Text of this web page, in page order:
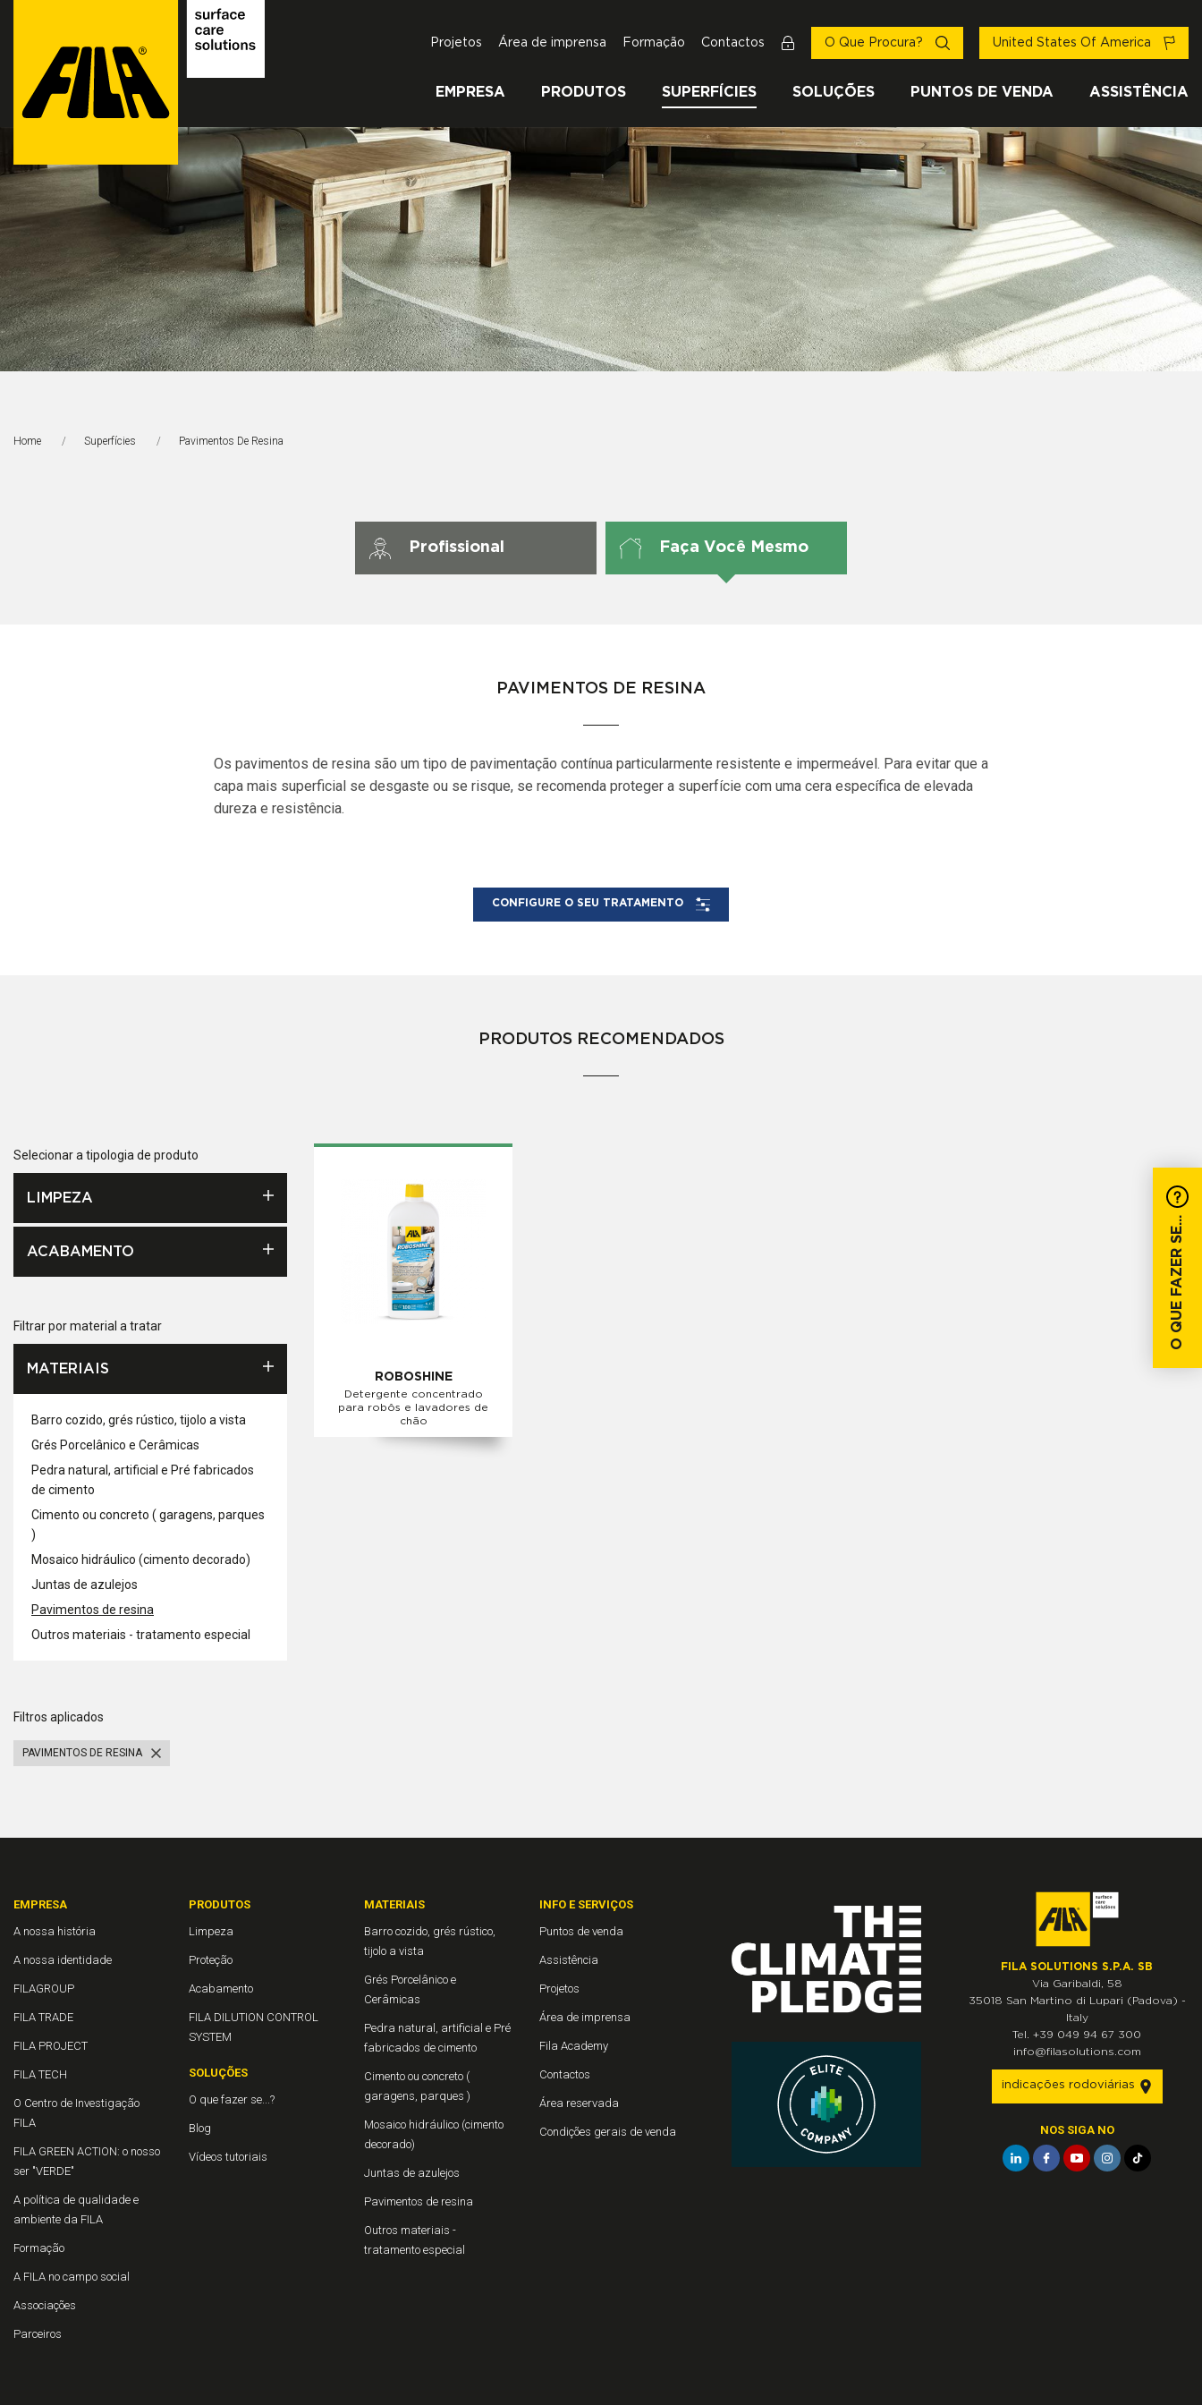
FILA
Solutions
S.p.A.
EMPRESA PRODUTOS SUPERFÍCIES SOLUÇÕES PUNTOS DE VENDA ASSISTÊNCIA
Projetos Área de imprensa Formação Contactos O Que Procura? United States Of America
O QUE FAZER SE...
Home Superfícies Página Atual:
Pavimentos De Resina
Profissional Faça Você Mesmo
PAVIMENTOS DE RESINA
Os pavimentos de resina são um tipo de pavimentação contínua particularmente resistente e impermeável. Para evitar que a
capa mais superficial se desgaste ou se risque, se recomenda proteger a superfície com uma cera específica de elevada
dureza e resistência.
CONFIGURE O SEU TRATAMENTO
PRODUTOS RECOMENDADOS
Selecionar a tipologia de produto
LIMPEZA
ACABAMENTO
Filtrar por material a tratar
MATERIAIS
Barro cozido, grés rústico, tijolo a vista
Grés Porcelânico e Cerâmicas
Pedra natural, artificial e Pré fabricados
de cimento
Cimento ou concreto ( garagens, parques
)
Mosaico hidráulico (cimento decorado)
Juntas de azulejos
Pavimentos de resina
Outros materiais - tratamento especial
Filtros aplicados
PAVIMENTOS DE RESINA
ROBOSHINE
Detergente concentrado
para robôs e lavadores de
chão
EMPRESA
A nossa história
A nossa identidade
FILAGROUP
FILA TRADE
FILA PROJECT
FILA TECH
O Centro de Investigação
FILA
FILA GREEN ACTION: o nosso
ser "VERDE"
A política de qualidade e
ambiente da FILA
Formação
A FILA no campo social
Associações
Parceiros
PRODUTOS
Limpeza
Proteção
Acabamento
FILA DILUTION CONTROL
SYSTEM
SOLUÇÕES
O que fazer se...?
Blog
Vídeos tutoriais
MATERIAIS
Barro cozido, grés rústico,
tijolo a vista
Grés Porcelânico e
Cerâmicas
Pedra natural, artificial e Pré
fabricados de cimento
Cimento ou concreto (
garagens, parques )
Mosaico hidráulico (cimento
decorado)
Juntas de azulejos
Pavimentos de resina
Outros materiais -
tratamento especial
INFO E SERVIÇOS
Puntos de venda
Assistência
Projetos
Área de imprensa
Fila Academy
Contactos
Área reservada
Condições gerais de venda
FILA SOLUTIONS S.P.A. SB
Via Garibaldi, 58
35018 San Martino di Lupari (Padova) -
Italy
Tel. +39 049 94 67 300
info@filasolutions.com
indicações rodoviárias
NOS SIGA NO